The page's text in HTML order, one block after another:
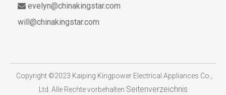
 evelyn@chinakingstar.com
will@chinakingstar.com
Copyright ©2023 Kaiping Kingpower Electrical Appliances Co.,
Ltd. Alle Rechte vorbehalten Seitenverzeichnis